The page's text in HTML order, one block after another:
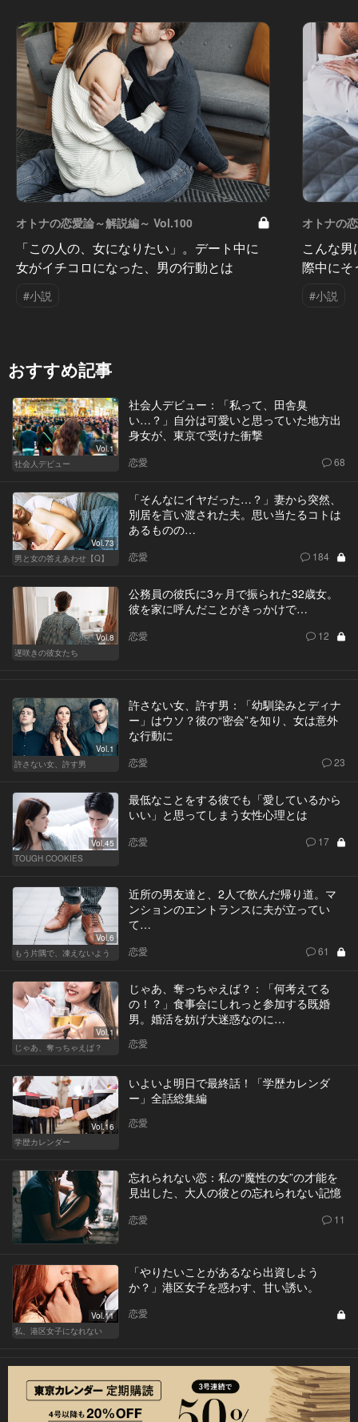
オトナの恋愛論～解説編～ Vol.100
「この人の、女になりたい」。デート中に
女がイチコロになった、男の行動とは
#小説
オトナの
こんな男
際中に
#小説
おすすめ記事
Vol.1
社会人デビュー
社会人デビュー：「私って、田舎臭
い…？」自分は可愛いと思っていた地方出
身女が、東京で受けた衝撃
恋愛 68
Vol.73
男と女の答えあわせ【Q】
「そんなにイヤだった…？」妻から突然、
別居を言い渡された夫。思い当たるコトは
あるものの…
恋愛 184
Vol.8
遅咲きの彼女たち
公務員の彼氏に3ヶ月で振られた32歳女。
彼を家に呼んだことがきっかけで…
恋愛 12
Vol.1
許さない女、許す男
許さない女、許す男：「幼馴染みとディナ
ー」はウソ？彼の“密会”を知り、女は意外
な行動に
恋愛 23
Vol.45
TOUGH COOKIES
最低なことをする彼でも「愛しているから
いい」と思ってしまう女性心理とは
恋愛 17
Vol.6
もう片隅で、凍えないよう
近所の男友達と、2人で飲んだ帰り道。マ
ンションのエントランスに夫が立ってい
て…
恋愛 61
Vol.1
じゃあ、奪っちゃえば？
じゃあ、奪っちゃえば？：「何考えてる
の！？」食事会にしれっと参加する既婚
男。婚活を妨げ大迷惑なのに…
恋愛
Vol.16
学歴カレンダー
いよいよ明日で最終話！「学歴カレンダ
ー」全話総集編
恋愛
忘れられない恋：私の“魔性の女”の才能を
見出した、大人の彼との忘れられない記憶
恋愛 11
Vol.11
私、港区女子になれない
「やりたいことがあるなら出資しよう
か？」港区女子を惑わす、甘い誘い。
恋愛